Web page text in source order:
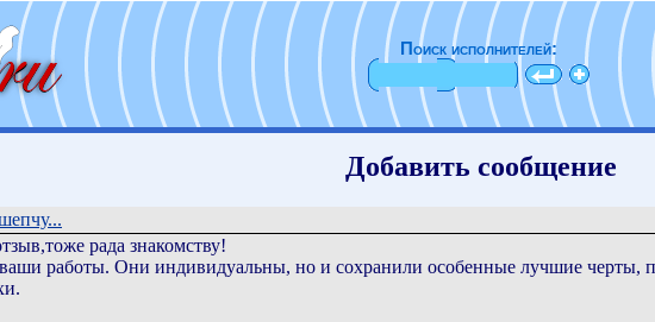
Поиск исполнителей:
Добавить сообщение
рада знакомству!
работы. Они индивидуальны, но и сохранили особенные лучшие черты,